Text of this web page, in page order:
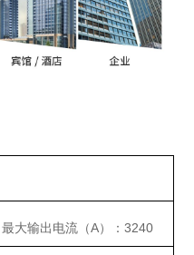
最大输出电流（A）： 3240